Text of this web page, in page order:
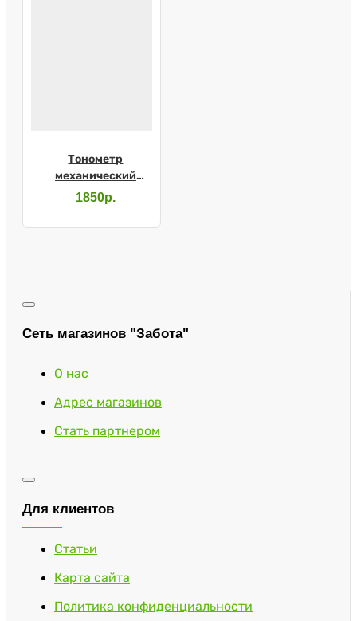
Тонометр
механический
"Адъютор" детский
1850р.
Сеть магазинов "Забота"
О нас
Адрес магазинов
Стать партнером
Для клиентов
Статьи
Карта сайта
Политика конфиденциальности